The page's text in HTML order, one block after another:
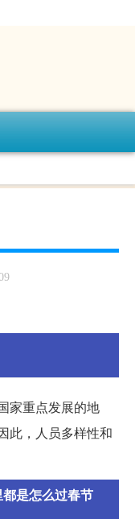
家重点发展的地
此，人员多样性和
是怎么过春节